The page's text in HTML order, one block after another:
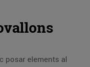
posar elements al